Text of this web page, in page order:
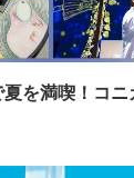
を満喫！コ